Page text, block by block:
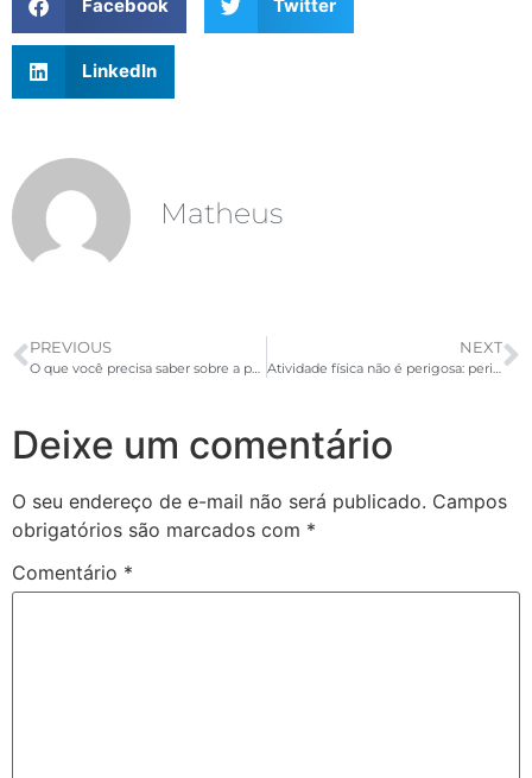
Facebook Twitter
LinkedIn
Matheus
PREVIOUS NEXT
Deixe um comentário
O seu endereço de e-mail não será publicado. Campos
obrigatórios são marcados com *
Comentário *